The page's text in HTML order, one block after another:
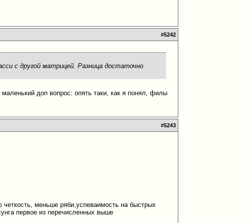
#5242
с другой матрицей. Разница достаточно
доп вопрос: опять таки, как я понял, филы
#5243
четкость, меньше ряби,успеваимость на быстрых
первое из перечисленных выше